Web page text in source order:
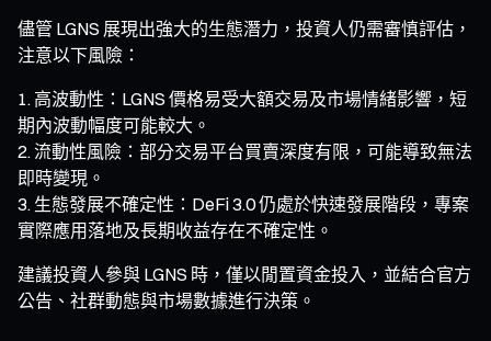
儘管 LGNS 展現出強大的生態潛力，投資人仍需審慎評估，
注意以下風險：
高波動性：LGNS 價格易受大額交易及市場情緒影響，短
期內波動幅度可能較大。
流動性風險：部分交易平台買賣深度有限，可能導致無法
即時變現。
生態發展不確定性：DeFi 3.0 仍處於快速發展階段，專案
實際應用落地及長期收益存在不確定性。
建議投資人參與 LGNS 時，僅以閒置資金投入，並結合官方
公告、社群動態與市場數據進行決策。